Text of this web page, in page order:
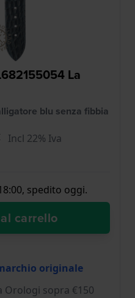
La
blu senza fibbia
Incl 22% Iva
spedito oggi.
carrello
originale
Orologi sopra €150